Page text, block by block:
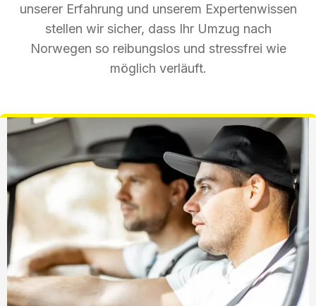
unserer Erfahrung und unserem Expertenwissen
stellen wir sicher, dass Ihr Umzug nach
Norwegen so reibungslos und stressfrei wie
möglich verläuft.